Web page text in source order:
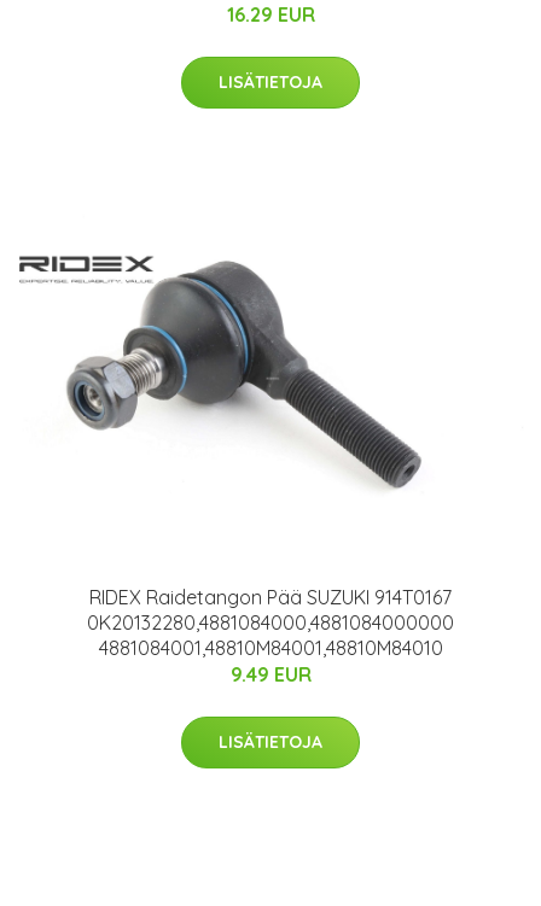
16.29 EUR
LISÄTIETOJA
RIDEX Raidetangon Pää SUZUKI 914T0167
0K20132280,4881084000,4881084000000
4881084001,48810M84001,48810M84010
9.49 EUR
LISÄTIETOJA